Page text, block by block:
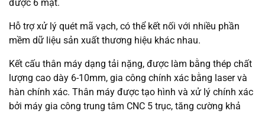
được 6 mặt.
Hỗ trợ xử lý quét mã vạch, có thể kết nối với nhiều phần
mềm dữ liệu sản xuất thương hiệu khác nhau.
Kết cấu thân máy dạng tải nặng, được làm bằng thép chất
lượng cao dày 6-10mm, gia công chính xác bằng laser và
hàn chính xác. Thân máy được tạo hình và xử lý chính xác
bởi máy gia công trung tâm CNC 5 trục, tăng cường khả